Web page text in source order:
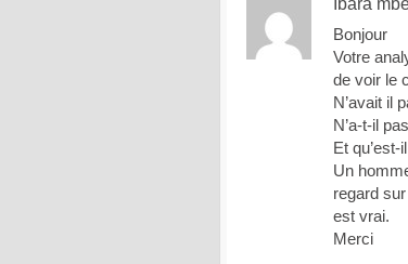
Bonjour
Votre
de voir le
N’avait il
N’a-t-il
Et qu’est-
Un
regard
est vrai.
Merci